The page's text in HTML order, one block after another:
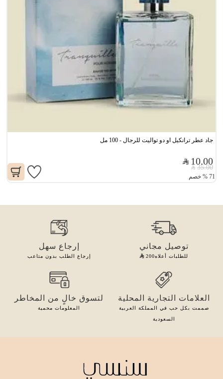
جاد عطر ترانكيل او دو تواليت للرجال - 100 مل
10.00
35.00
71
% خصم
توصيل مجاني
للطلبات أعلاه200
إرجاع سهل
إرجاع الطلب بدون متاعب
العلامات التجارية المحلية
صممت بكل حب في المملكة العربية
السعودية
لتسوق خالٍ من المخاطر
المعلومات محمية